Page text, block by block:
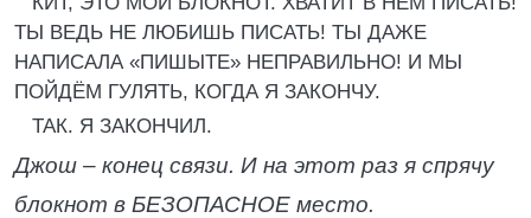
ТЫ ВЕДЬ НЕ ЛЮБИШЬ ПИСАТЬ! ТЫ ДАЖЕ
НАПИСАЛА «ПИШЫТЕ» НЕПРАВИЛЬНО! И МЫ
ПОЙДЁМ ГУЛЯТЬ, КОГДА Я ЗАКОНЧУ.
ТАК. Я ЗАКОНЧИЛ.
Джош – конец связи. И на этот раз я спрячу
блокнот в БЕЗОПАСНОЕ место.